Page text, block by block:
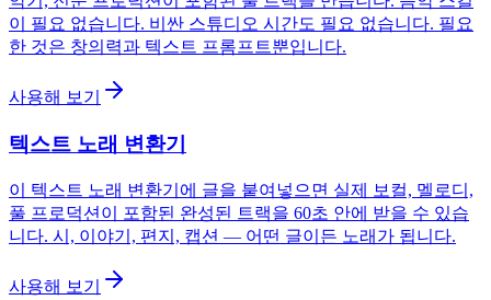
이 필요 없습니다. 비싼 스튜디오 시간도 필요 없습니다. 필요
한 것은 창의력과 텍스트 프롬프트뿐입니다.
사용해 보기
텍스트 노래 변환기
이 텍스트 노래 변환기에 글을 붙여넣으면 실제 보컬, 멜로디,
풀 프로덕션이 포함된 완성된 트랙을 60초 안에 받을 수 있습
니다. 시, 이야기, 편지, 캡션 — 어떤 글이든 노래가 됩니다.
사용해 보기